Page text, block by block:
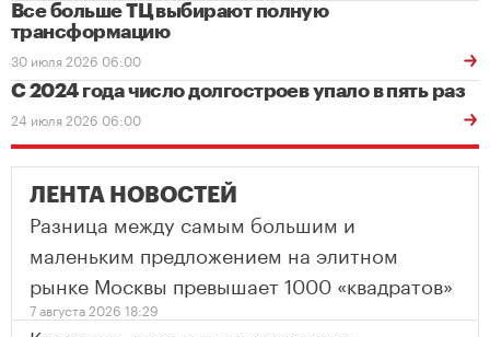
Все больше ТЦ выбирают полную
трансформацию
30 июля 2026 06:00
С 2024 года число долгостроев упало в пять раз
24 июля 2026 06:00
ЛЕНТА НОВОСТЕЙ
Разница между самым большим и
маленьким предложением на элитном
рынке Москвы превышает 1000 «квадратов»
7 августа 2026 18:29